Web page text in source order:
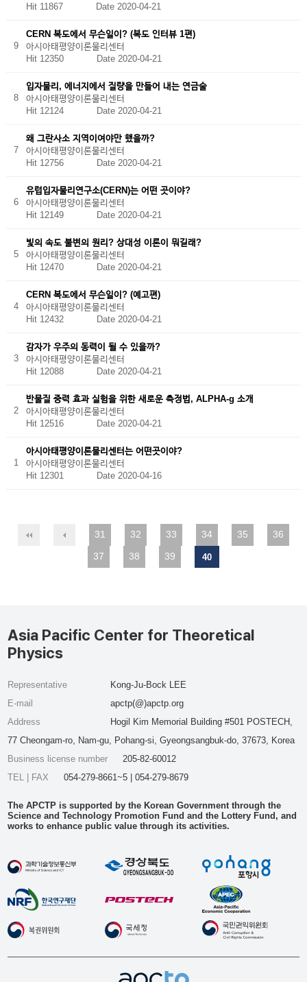
Hit 11867 Date 2020-04-21
9
CERN 복도에서 무슨일이? (복도 인터뷰 1편)
아시아태평양이론물리센터
Hit 12350 Date 2020-04-21
8
입자물리, 에너지에서 질량을 만들어 내는 연금술
아시아태평양이론물리센터
Hit 12124 Date 2020-04-21
7
왜 그란사소 지역이여야만 했을까?
아시아태평양이론물리센터
Hit 12756 Date 2020-04-21
6
유럽입자물리연구소(CERN)는 어떤 곳이야?
아시아태평양이론물리센터
Hit 12149 Date 2020-04-21
5
빛의 속도 불변의 원리? 상대성 이론이 뭐길래?
아시아태평양이론물리센터
Hit 12470 Date 2020-04-21
4
CERN 복도에서 무슨일이? (예고편)
아시아태평양이론물리센터
Hit 12432 Date 2020-04-21
3
감자가 우주의 동력이 될 수 있을까?
아시아태평양이론물리센터
Hit 12088 Date 2020-04-21
2
반물질 중력 효과 실험을 위한 새로운 측정법, ALPHA-g 소개
아시아태평양이론물리센터
Hit 12516 Date 2020-04-21
1
아시아태평양이론물리센터는 어떤곳이야?
아시아태평양이론물리센터
Hit 12301 Date 2020-04-16
31 32 33 34 35
36
37
38 39 40
Asia Pacific Center for Theoretical
Physics
Representative
Kong-Ju-Bock LEE
E-mail
apctp(@)apctp.org
Address
Hogil Kim Memorial Building #501 POSTECH,
77 Cheongam-ro, Nam-gu, Pohang-si, Gyeongsangbuk-do, 37673, Korea
Business license number
205-82-60012
TEL | FAX
054-279-8661~5 | 054-279-8679
The APCTP is supported by the Korean Government through the
Science and Technology Promotion Fund and the Lottery Fund, and
works to enhance public value through its activities.